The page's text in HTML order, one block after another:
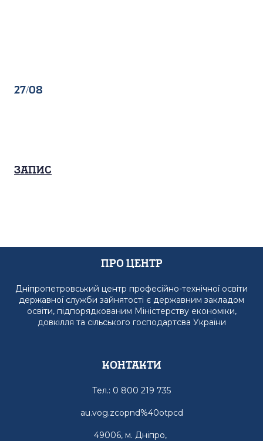
27/08
Запис
Про Центр
Дніпропетровський центр професійно-технічної освіти
державної служби зайнятості є державним закладом
освіти, підпорядкованим Міністерству економіки,
довкілля та сільського господартсва України
Контакти
Тел.: 0 800 219 735
au.vog.zcopnd%40otpcd
49006, м. Дніпро,